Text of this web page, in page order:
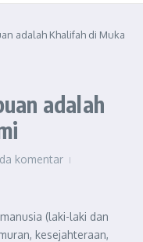
adalah Khalifah di Muka
adalah
komentar
(laki-laki dan
kesejahteraan,